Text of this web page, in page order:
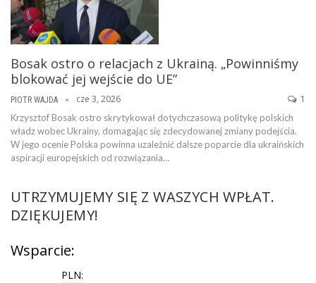
Bosak ostro o relacjach z Ukrainą. „Powinniśmy
blokować jej wejście do UE”
PIOTR WAJDA cze 3, 2026 1
Krzysztof Bosak ostro skrytykował dotychczasową politykę polskich
władz wobec Ukrainy, domagając się zdecydowanej zmiany podejścia.
W jego ocenie Polska powinna uzależnić dalsze poparcie dla ukraińskich
aspiracji europejskich od rozwiązania…
UTRZYMUJEMY SIĘ Z WASZYCH WPŁAT.
DZIĘKUJEMY!
Wsparcie:
PLN: